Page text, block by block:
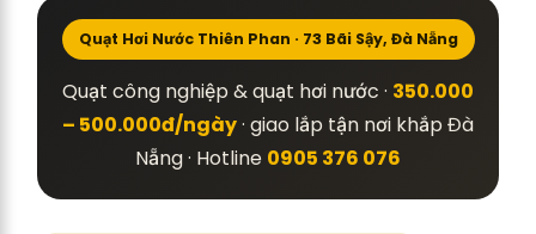
Quạt Hơi Nước Thiên Phan · 73 Bãi Sậy, Đà Nẵng
Quạt công nghiệp & quạt hơi nước · 350.000
– 500.000đ/ngày· giao lắp tận nơi khắp Đà
Nẵng · Hotline 0905 376 076